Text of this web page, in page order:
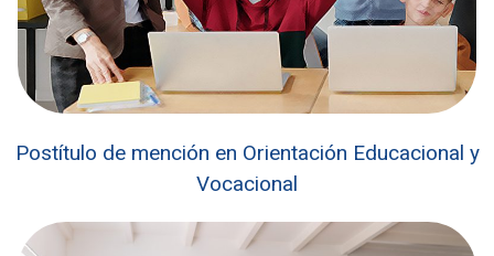
Postítulo de mención en Orientación Educacional y
Vocacional